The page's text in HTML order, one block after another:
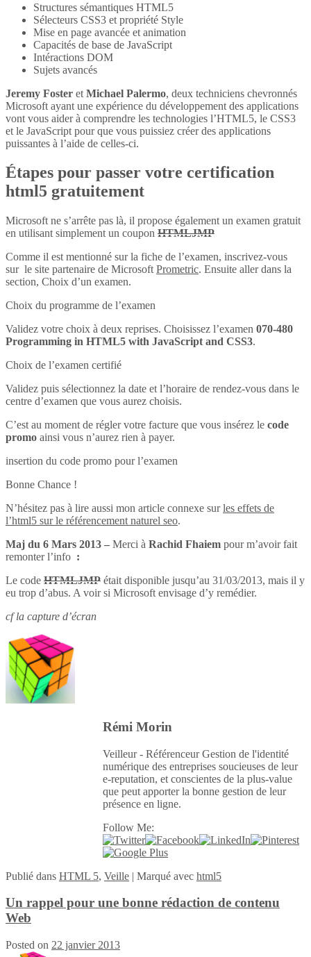
Structures sémantiques HTML5
Sélecteurs CSS3 et propriété Style
Mise en page avancée et animation
Capacités de base de JavaScript
Intéractions DOM
Sujets avancés
Jeremy Foster et Michael Palermo, deux techniciens chevronnés
Microsoft ayant une expérience du développement des applications
vont vous aider à comprendre les technologies l’HTML5, le CSS3
et le JavaScript pour que vous puissiez créer des applications
puissantes à l’aide de celles-ci.
Étapes pour passer votre certification
html5 gratuitement
Microsoft ne s’arrête pas là, il propose également un examen gratuit
en utilisant simplement un coupon HTMLJMP
Comme il est mentionné sur la fiche de l’examen, inscrivez-vous
sur le site partenaire de Microsoft Prometric. Ensuite aller dans la
section, Choix d’un examen.
Choix du programme de l’examen
Validez votre choix à deux reprises. Choisissez l’examen 070-480
Programming in HTML5 with JavaScript and CSS3.
Choix de l’examen certifié
Validez puis sélectionnez la date et l’horaire de rendez-vous dans le
centre d’examen que vous aurez choisis.
C’est au moment de régler votre facture que vous insérez le code
promo ainsi vous n’aurez rien à payer.
insertion du code promo pour l’examen
Bonne Chance !
N’hésitez pas à lire aussi mon article connexe surles effets de
l’html5 sur le référencement naturel seo.
Maj du 6 Mars 2013 – Merci à Rachid Fhaiem pour m’avoir fait
remonter l’info :
Le code HTMLJMP était disponible jusqu’au 31/03/2013, mais il y
eu trop d’abus. A voir si Microsoft envisage d’y remédier.
cf la capture d’écran
Rémi Morin
Veilleur - Référenceur Gestion de l'identité
numérique des entreprises soucieuses de leur
e-reputation, et conscientes de la plus-value
que peut apporter la bonne gestion de leur
présence en ligne.
Follow Me:
Publié dans HTML 5, Veille | Marqué avec html5
Un rappel pour une bonne rédaction de contenu
Web
Posted on 22 janvier 2013